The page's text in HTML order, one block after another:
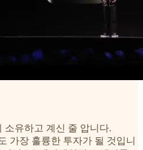
소유하고 계신 줄 압니다.
가장 훌륭한 투자가 될 것입니